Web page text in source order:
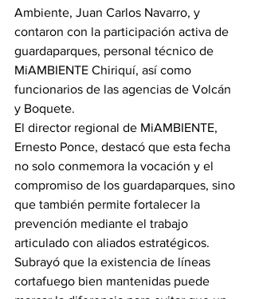
Ambiente, Juan Carlos Navarro, y
contaron con la participación activa de
guardaparques, personal técnico de
MiAMBIENTE Chiriquí, así como
funcionarios de las agencias de Volcán
y Boquete.
El director regional de MiAMBIENTE,
Ernesto Ponce, destacó que esta fecha
no solo conmemora la vocación y el
compromiso de los guardaparques, sino
que también permite fortalecer la
prevención mediante el trabajo
articulado con aliados estratégicos.
Subrayó que la existencia de líneas
cortafuego bien mantenidas puede